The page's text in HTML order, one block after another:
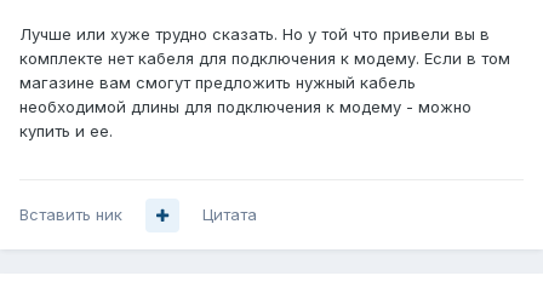
Лучше или хуже трудно сказать. Но у той что привели вы в
комплекте нет кабеля для подключения к модему. Если в том
магазине вам смогут предложить нужный кабель
необходимой длины для подключения к модему - можно
купить и ее.
Вставить ник Цитата